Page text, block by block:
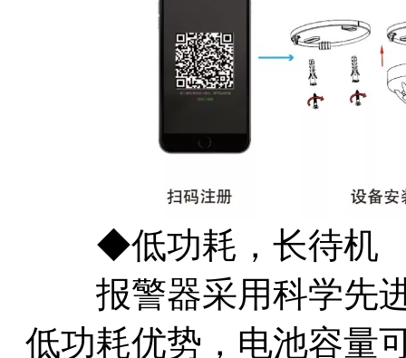
◆低功耗，长待机
报警器采用科学先进
低功耗优势，电池容量